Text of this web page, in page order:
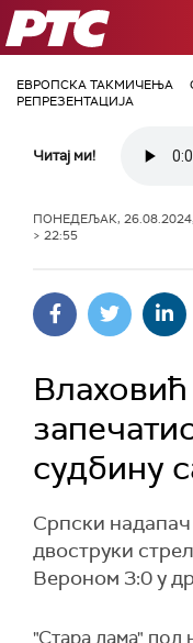
РТС
ЕВРОПСКА ТАКМИЧЕЊА
РЕПРЕЗЕНТАЦИЈА
Читај ми!
ПОНЕДЕЉАК,
> 22:55
судбину
Српски
двоструки
Вероном 3:0 у
"Стара дама" под